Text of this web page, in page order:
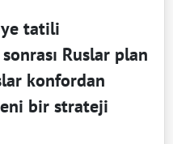
tatili
Ruslar plan
konfordan
bir strateji